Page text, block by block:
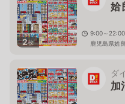
2枚
姶
9:00～22:00
鹿児島県姶
ダ
加